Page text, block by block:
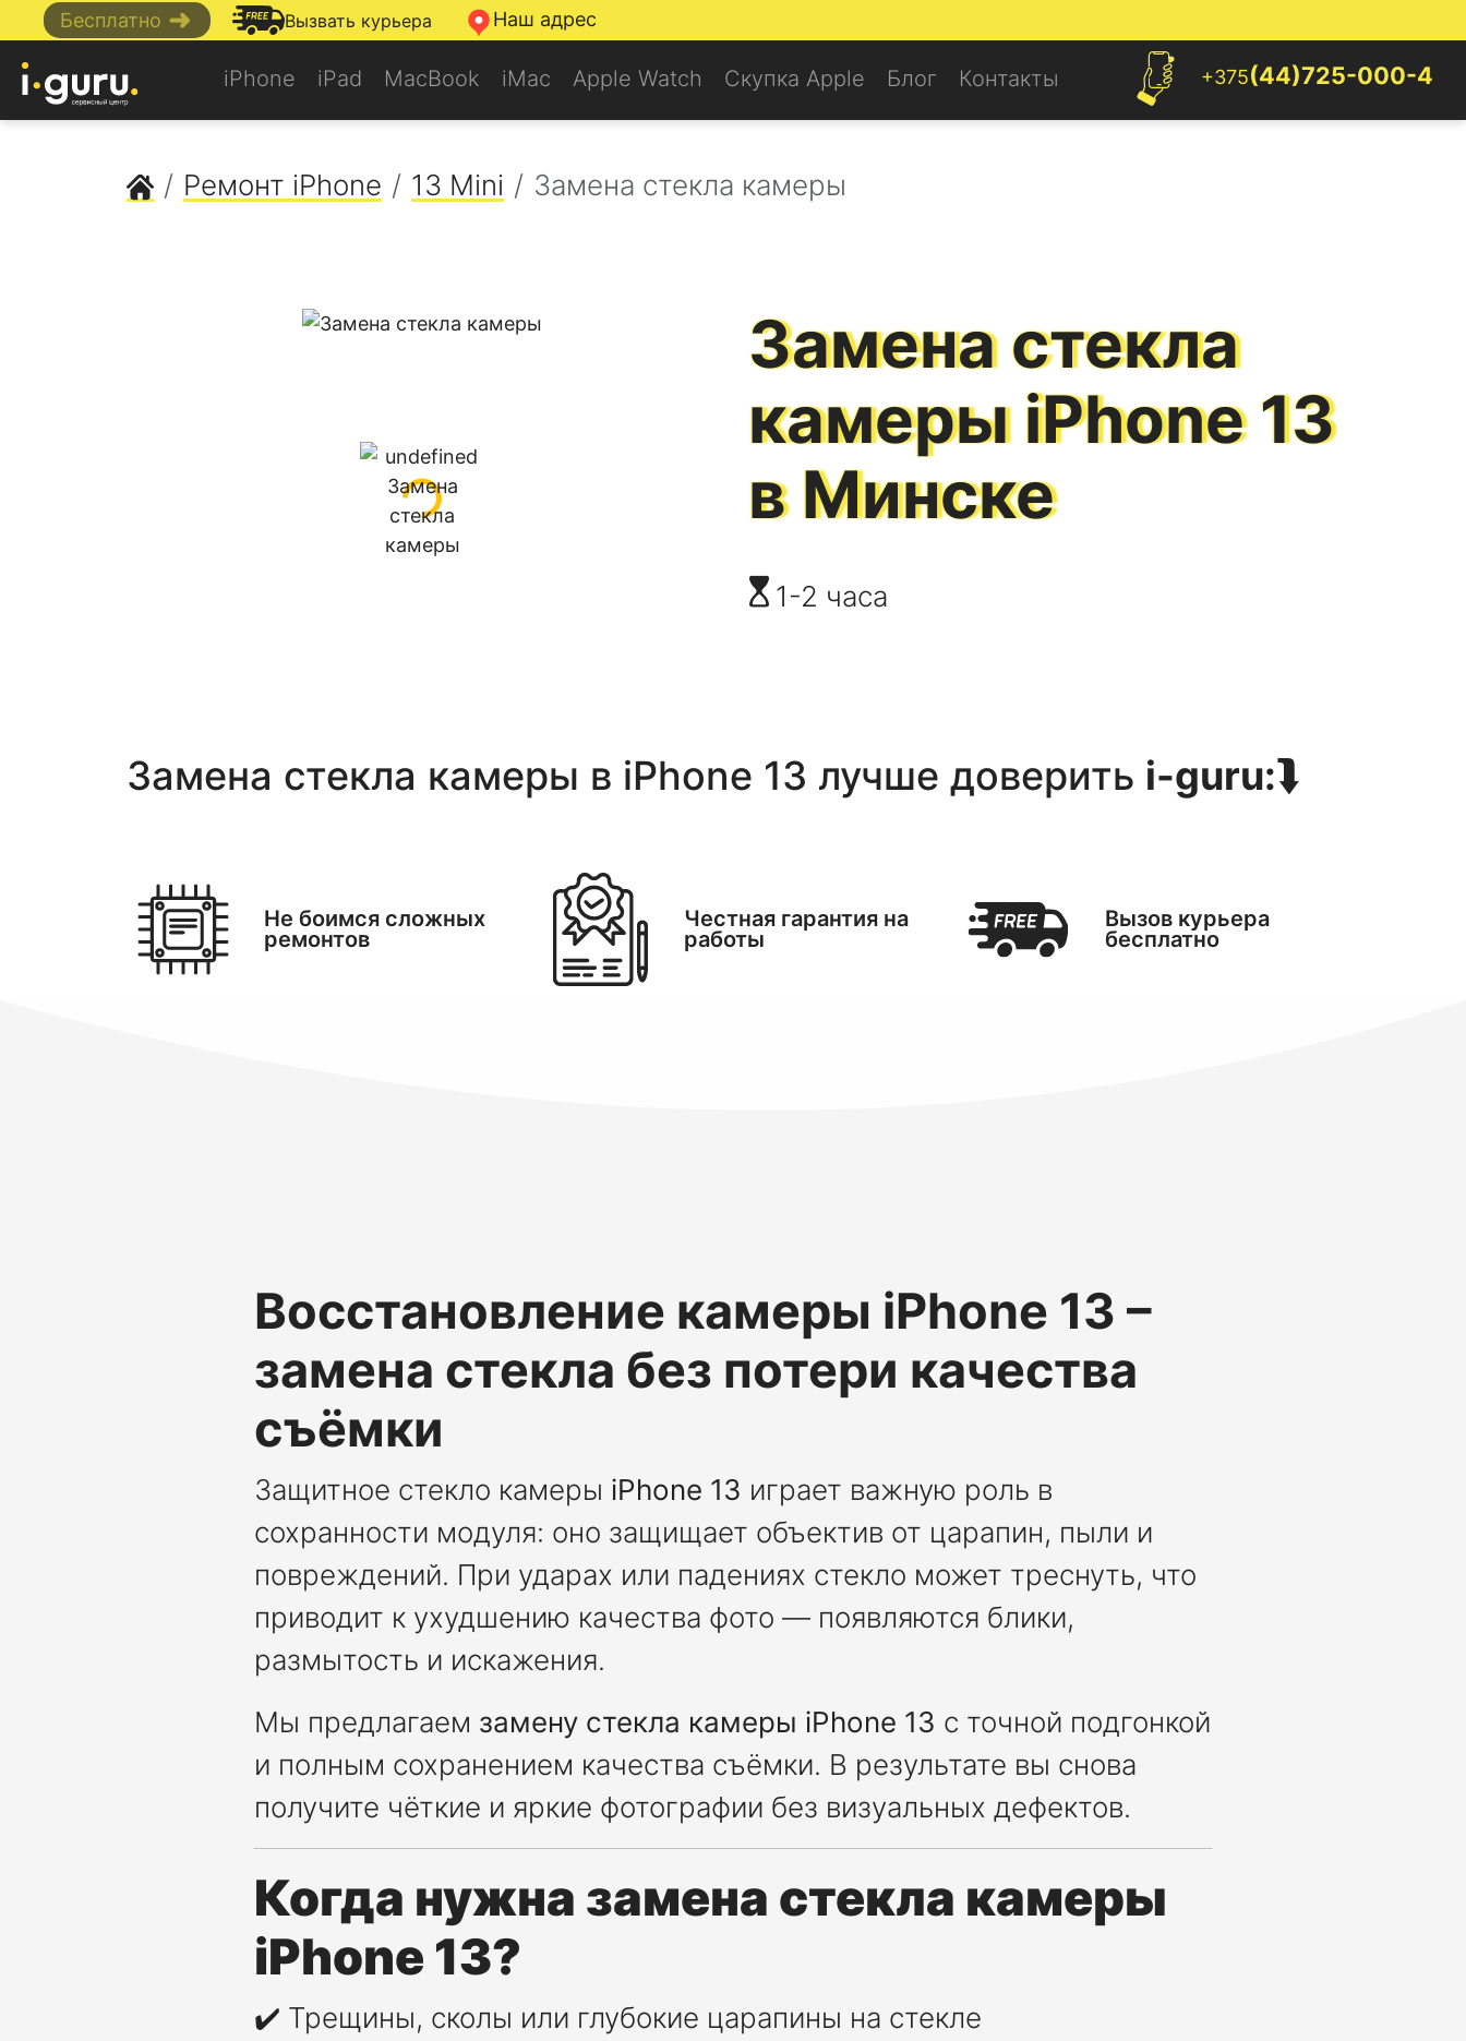
Бесплатно ➜ Вызвать курьера Наш адрес
iPhone iPad MacBook iMac Apple Watch Скупка Apple Блог Контакты +375(44)725-000-4
Сервисный центр Apple
Ремонт iPhone 13 Mini Замена стекла камеры
Замена стекла
камеры iPhone 13
в Минске
1-2 часа
Замена стекла камеры в iPhone 13 лучше доверить i-guru:⮯
Не боимся сложных
ремонтов
Честная гарантия на
работы
Вызов курьера
бесплатно
Восстановление камеры iPhone 13 –
замена стекла без потери качества
съёмки
Защитное стекло камеры iPhone 13 играет важную роль в
сохранности модуля: оно защищает объектив от царапин, пыли и
повреждений. При ударах или падениях стекло может треснуть, что
приводит к ухудшению качества фото — появляются блики,
размытость и искажения.
Мы предлагаем замену стекла камеры iPhone 13 с точной подгонкой
и полным сохранением качества съёмки. В результате вы снова
получите чёткие и яркие фотографии без визуальных дефектов.
Когда нужна замена стекла камеры
iPhone 13?
✔️ Трещины, сколы или глубокие царапины на стекле